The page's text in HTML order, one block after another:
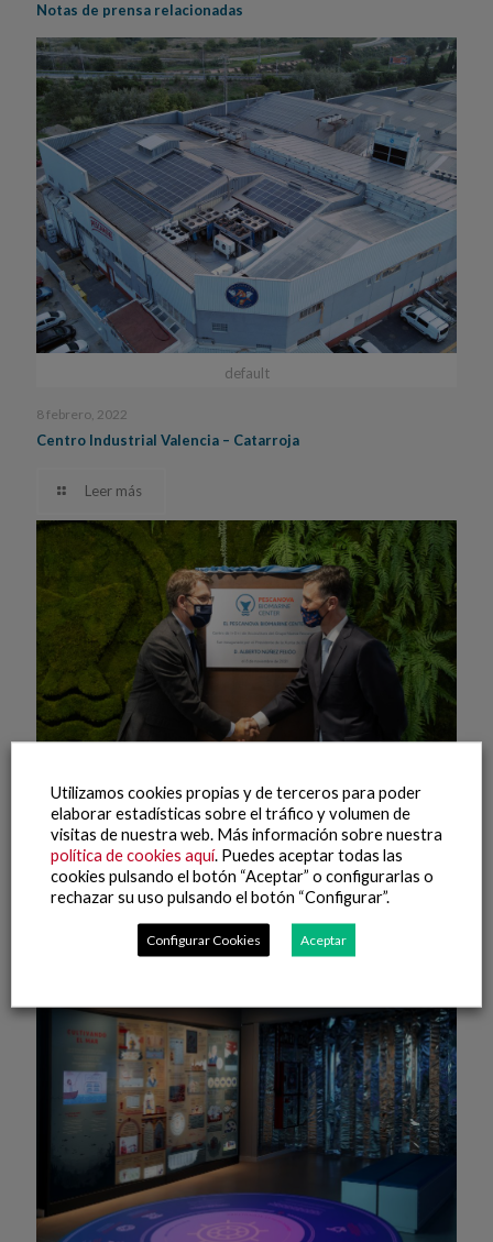
Notas de prensa relacionadas
default
8 febrero, 2022
Centro Industrial Valencia – Catarroja
Leer más
10 noviembre, 2021
Pescanova Biomarine Center – Inauguración (2)
Utilizamos cookies propias y de terceros para poder
elaborar estadísticas sobre el tráfico y volumen de
visitas de nuestra web. Más información sobre nuestra
política de cookies aquí. Puedes aceptar todas las
cookies pulsando el botón “Aceptar” o configurarlas o
rechazar su uso pulsando el botón “Configurar”.
Configurar Cookies Aceptar